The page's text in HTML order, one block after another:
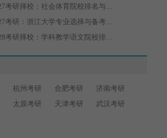
2027考研择校：社会体育院校排名与备考全攻略
2027考研：浙江大学专业选择与备考全攻略
2028考研择校：学科教学语文院校排名全解析
杭州考研 合肥考研
济南考研
太原考研 天津考研
武汉考研